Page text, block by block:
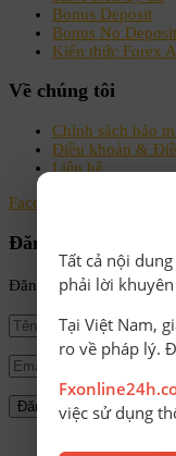
Bonus Deposit
Bonus No Deposit
Kiến thức Forex
Về chúng tôi
Chính sách bảo
Điều khoản &
Liên hệ
Facebook
Đăng ký nhận tin
Đăng ký để nhận tin tức
Tất cả nội
phải lời
Tại Việt Nam,
ro về pháp lý.
việc sử dụng